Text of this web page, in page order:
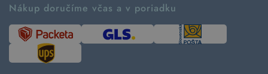
Návod ako nakupovať
Tabuľka veľkostí
Predávané značky
Ako tvoríme second hand
Časté otázky
Kde pomáhame
Udržateľnosť
Nákup doručíme včas a v poriadku